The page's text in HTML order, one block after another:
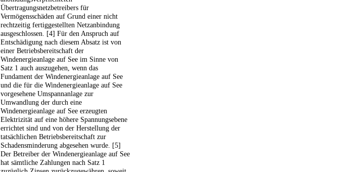
Übertragungsnetzbetreibers für
Vermögensschäden auf Grund einer nicht
rechtzeitig fertiggestellten Netzanbindung
ausgeschlossen. [4] Für den Anspruch auf
Entschädigung nach diesem Absatz ist von
einer Betriebsbereitschaft der
Windenergieanlage auf See im Sinne von
Satz 1 auch auszugehen, wenn das
Fundament der Windenergieanlage auf See
und die für die Windenergieanlage auf See
vorgesehene Umspannanlage zur
Umwandlung der durch eine
Windenergieanlage auf See erzeugten
Elektrizität auf eine höhere Spannungsebene
errichtet sind und von der Herstellung der
tatsächlichen Betriebsbereitschaft zur
Schadensminderung abgesehen wurde. [5]
Der Betreiber der Windenergieanlage auf See
hat sämtliche Zahlungen nach Satz 1